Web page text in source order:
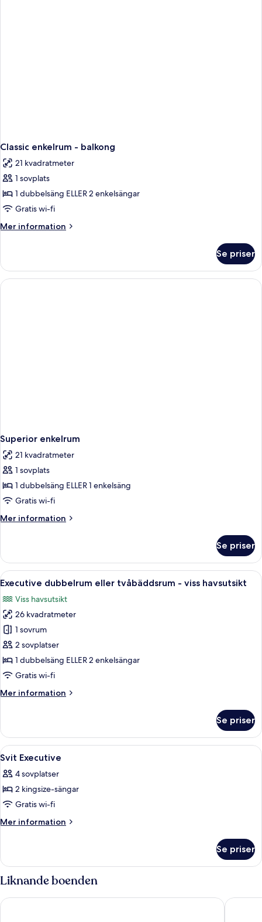
Classic enkelrum - balkong
21 kvadratmeter
1 sovplats
1 dubbelsäng ELLER 2 enkelsängar
Gratis wi-fi
Mer information
Mer
enkelrum
balkong
Se priser
Superior enkelrum
21 kvadratmeter
1 sovplats
1 dubbelsäng ELLER 1 enkelsäng
Gratis wi-fi
Mer information
Mer
enkelrum
Se priser
Öppna
alla
foton
för
Executive
dubbelrum
eller
tvåbäddsrum
viss
Ett hotellrum med en stor säng, ett
8
Executive dubbelrum eller tvåbäddsrum - viss havsutsikt
Viss havsutsikt
26 kvadratmeter
1 sovrum
2 sovplatser
1 dubbelsäng ELLER 2 enkelsängar
Gratis wi-fi
Mer information
Mer
dubbelrum
eller
tvåbäddsrum
viss
havsutsikt
Se priser
Öppna
alla
foton
för
Svit
Executive
Ett hotellrum med en stor säng,
7
Svit Executive
4 sovplatser
2 kingsize-sängar
Gratis wi-fi
Mer information
Mer
Executive
Se priser
Liknande boenden
AX The Palace 1926 Le